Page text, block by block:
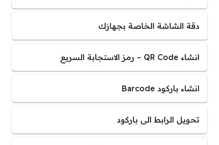
دقة الشاشة الخاصة بجهازك
انشاء QR Code – رمز الاستجابة السريع
انشاء باركود Barcode
تحويل الرابط الى باركود